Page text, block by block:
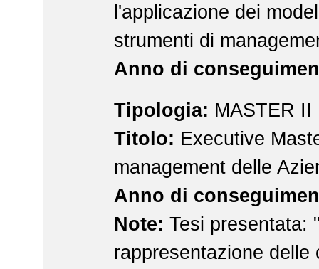
l'applicazione dei
strumenti di
Anno di
Tipologia: MASTER II
Titolo: Executive
management delle
Anno di
Note: Tesi presentata:
rappresentazione delle